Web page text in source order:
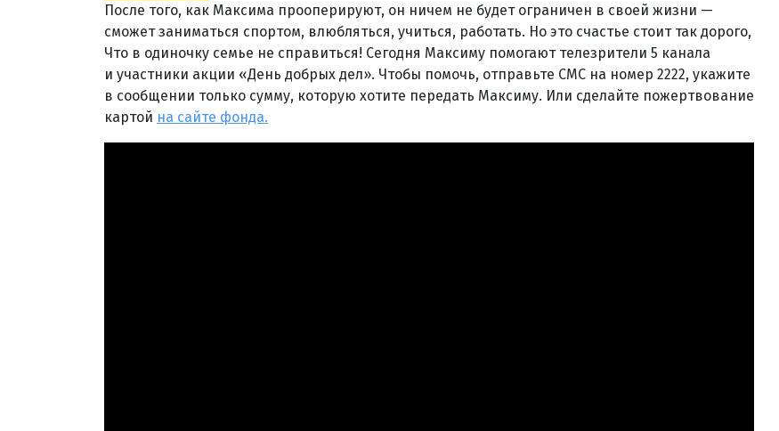
После того, как Максима прооперируют, он ничем не будет ограничен в своей жизни —
сможет заниматься спортом, влюбляться, учиться, работать. Но это счастье стоит так дорого,
Что в одиночку семье не справиться! Сегодня Максиму помогают телезрители 5 канала
и участники акции «День добрых дел». Чтобы помочь, отправьте СМС на номер 2222, укажите
в сообщении только сумму, которую хотите передать Максиму. Или сделайте пожертвование
картой на сайте фонда.